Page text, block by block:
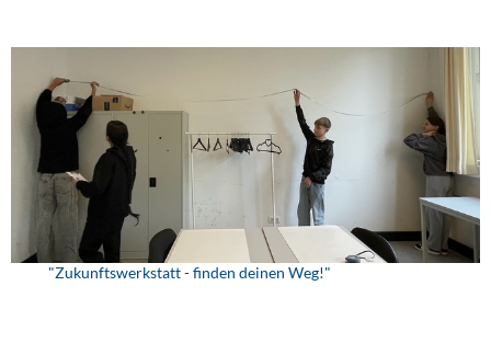
"Zukunftswerkstatt - finden deinen Weg!"